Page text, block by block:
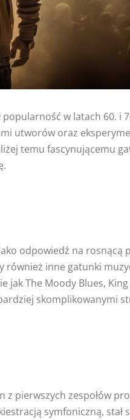
w latach 60. i
utworów oraz
temu fascynującemu
odpowiedź na rosnącą
również inne gatunki
jak The Moody Blues,
skomplikowanymi
z pierwszych zespołów
symfoniczną, stał